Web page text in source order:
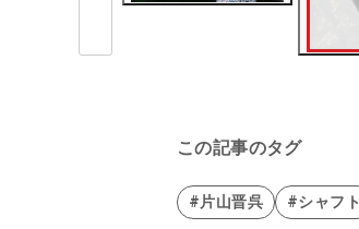
この記事のタグ
#片山晋呉 #シャフト